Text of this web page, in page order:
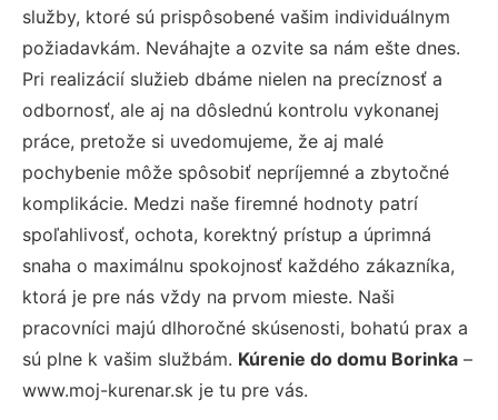
služby, ktoré sú prispôsobené vašim individuálnym
požiadavkám. Neváhajte a ozvite sa nám ešte dnes.
Pri realizácií služieb dbáme nielen na precíznosť a
odbornosť, ale aj na dôslednú kontrolu vykonanej
práce, pretože si uvedomujeme, že aj malé
pochybenie môže spôsobiť nepríjemné a zbytočné
komplikácie. Medzi naše firemné hodnoty patrí
spoľahlivosť, ochota, korektný prístup a úprimná
snaha o maximálnu spokojnosť každého zákazníka,
ktorá je pre nás vždy na prvom mieste. Naši
pracovníci majú dlhoročné skúsenosti, bohatú prax a
sú plne k vašim službám. Kúrenie do domu Borinka –
www.moj-kurenar.sk je tu pre vás.